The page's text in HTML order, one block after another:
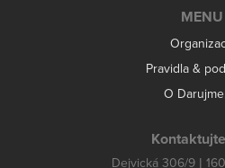
MENU
Pravidla &
O
Dejvická 306/9 |